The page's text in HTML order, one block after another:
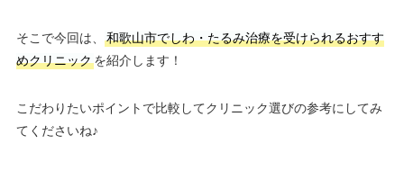
そこで今回は、
和歌山市でしわ・たるみ治療を受けられるおすす
めクリニックを紹介します！
こだわりたいポイントで比較してクリニック選びの参考にしてみ
てくださいね♪